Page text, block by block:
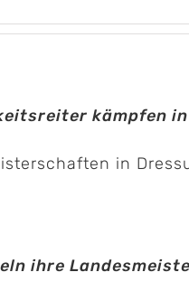
kämpfen
in
ihre